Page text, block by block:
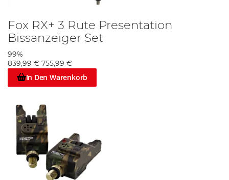
Fox RX+ 3 Rute Presentation
Bissanzeiger Set
99%
839,99 € 755,99 €
In Den Warenkorb